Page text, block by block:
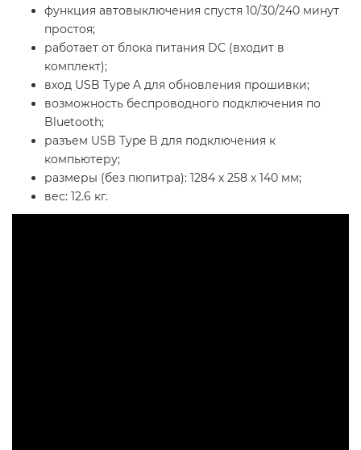
функция автовыключения спустя 10/30/240 минут
простоя;
работает от блока питания DC (входит в
комплект);
вход USB Type A для обновления прошивки;
возможность беспроводного подключения по
Bluetooth;
разъем USB Type B для подключения к
компьютеру;
размеры (без пюпитра): 1284 х 258 х 140 мм;
вес: 12.6 кг.